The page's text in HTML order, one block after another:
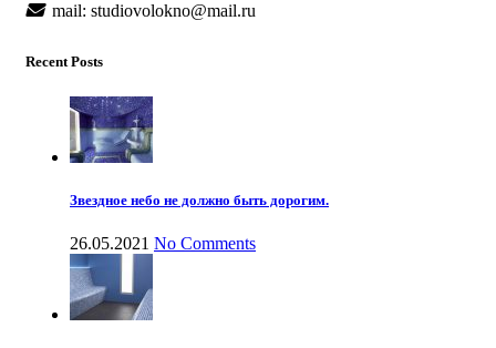
mail: studiovolokno@mail.ru
Recent Posts
Звездное небо не должно быть дорогим.
26.05.2021 No Comments